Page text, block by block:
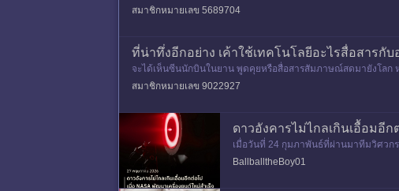
ดี
สมาชิกหมายเลข 5689704
ที่น่าทึ่งอีกอย่าง เค้าใช้เทคโนโลยีอะไรสื่อสารกั
จะได้เห็นซีนนักบินในยาน พูดคุยหรือสื่อสารสัมภาษณ์สดมายังโลก
านกิโลเมตรได้
สมาชิกหมายเลข 9022927
ดาวอังคารไม่ไกลเกินเอื้อมอีก
เมื่อวันที่ 24 กุมภาพันธ์ที่ผ่านมาทีมวิศวก
netic Thruster) รุ่นใหม่ล่าสุดที่ใช้พลังงา
BallballtheBoy01